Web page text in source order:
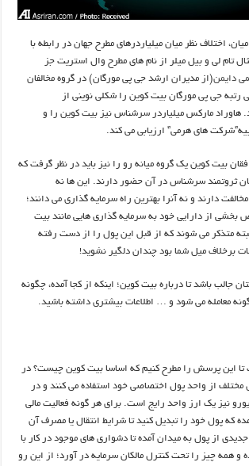
اختلاف نظر میان میلیاردرهای مطرح جهان در رابطه با
تام لی و بیل میلر از نام های مطرح وال استریت جز
دایمن(از مدیران ارشد جی پی مورگان) در گروه مخالفان
رتبه جی پی مورگان بیت کوین را شکلی نوینی از
هاوراد مارکس میلیاردر سرشناس نیز بیت کوین را و
های هرمی” ارزیابی می کند.
بیت کوین یک گروه میانه رو را نیز باید در نظر گرفت که
ثروتمند سرشناس در آن حضور دارند. این ها نه
دارند و نه آنرا بهترین راه سرمایه گذاری می دانند؛
بخشی از دارایی خود به سرمایه گذاری هایی مانند بیت
متذکر می شوند که از قبل این پول را از دست رفته
برخلاف میل شما بود چندان دلگیر نشوید!
جالب باشد تا درباره بیت کوین؛ اینکه از کجا آمده، چگونه
معامله می شود و … اطلاعات بیشتری داشته باشید.
تا این پرسش را مطرح کنیم که اساسا بیت کوین چیست؟ در
مختلف از واحد پول اختصاصی خود استفاده می کنند و در
نیز یک ارز واحد رایج است. برای هر گونه فعالیت مالی
که پول خود را تبدیل کنید تا شرایط انتقال یا مصرف آن
از پول به میدان آمده تا دشواری های موجود در کار با
و همه چیز را تحت کنترل مالکان سرمایه در آورد؛ از این رو